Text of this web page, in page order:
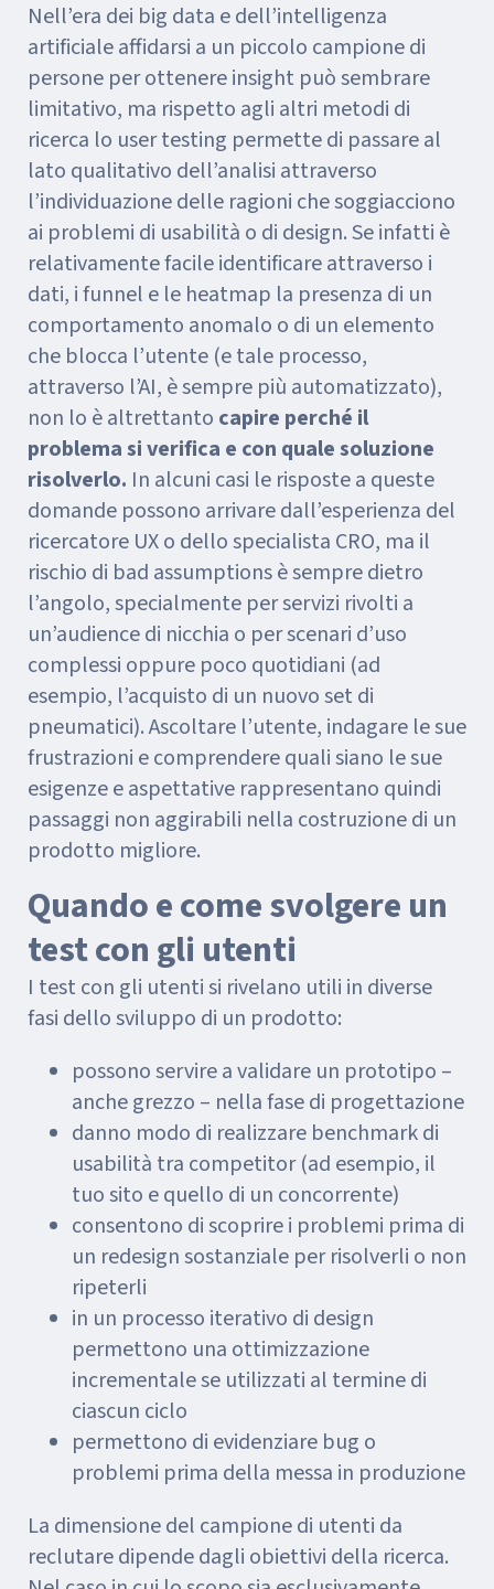
Nell’era dei big data e dell’intelligenza
artificiale affidarsi a un piccolo campione di
persone per ottenere insight può sembrare
limitativo, ma rispetto agli altri metodi di
ricerca lo user testing permette di passare al
lato qualitativo dell’analisi attraverso
l’individuazione delle ragioni che soggiacciono
ai problemi di usabilità o di design. Se infatti è
relativamente facile identificare attraverso i
dati, i funnel e le heatmap la presenza di un
comportamento anomalo o di un elemento
che blocca l’utente (e tale processo,
attraverso l’AI, è sempre più automatizzato),
non lo è altrettanto capire perché il
problema si verifica e con quale soluzione
risolverlo. In alcuni casi le risposte a queste
domande possono arrivare dall’esperienza del
ricercatore UX o dello specialista CRO, ma il
rischio di bad assumptions è sempre dietro
l’angolo, specialmente per servizi rivolti a
un’audience di nicchia o per scenari d’uso
complessi oppure poco quotidiani (ad
esempio, l’acquisto di un nuovo set di
pneumatici). Ascoltare l’utente, indagare le sue
frustrazioni e comprendere quali siano le sue
esigenze e aspettative rappresentano quindi
passaggi non aggirabili nella costruzione di un
prodotto migliore.
Quando e come svolgere un
test con gli utenti
I test con gli utenti si rivelano utili in diverse
fasi dello sviluppo di un prodotto:
possono servire a validare un prototipo –
anche grezzo – nella fase di progettazione
danno modo di realizzare benchmark di
usabilità tra competitor (ad esempio, il
tuo sito e quello di un concorrente)
consentono di scoprire i problemi prima di
un redesign sostanziale per risolverli o non
ripeterli
in un processo iterativo di design
permettono una ottimizzazione
incrementale se utilizzati al termine di
ciascun ciclo
permettono di evidenziare bug o
problemi prima della messa in produzione
La dimensione del campione di utenti da
reclutare dipende dagli obiettivi della ricerca.